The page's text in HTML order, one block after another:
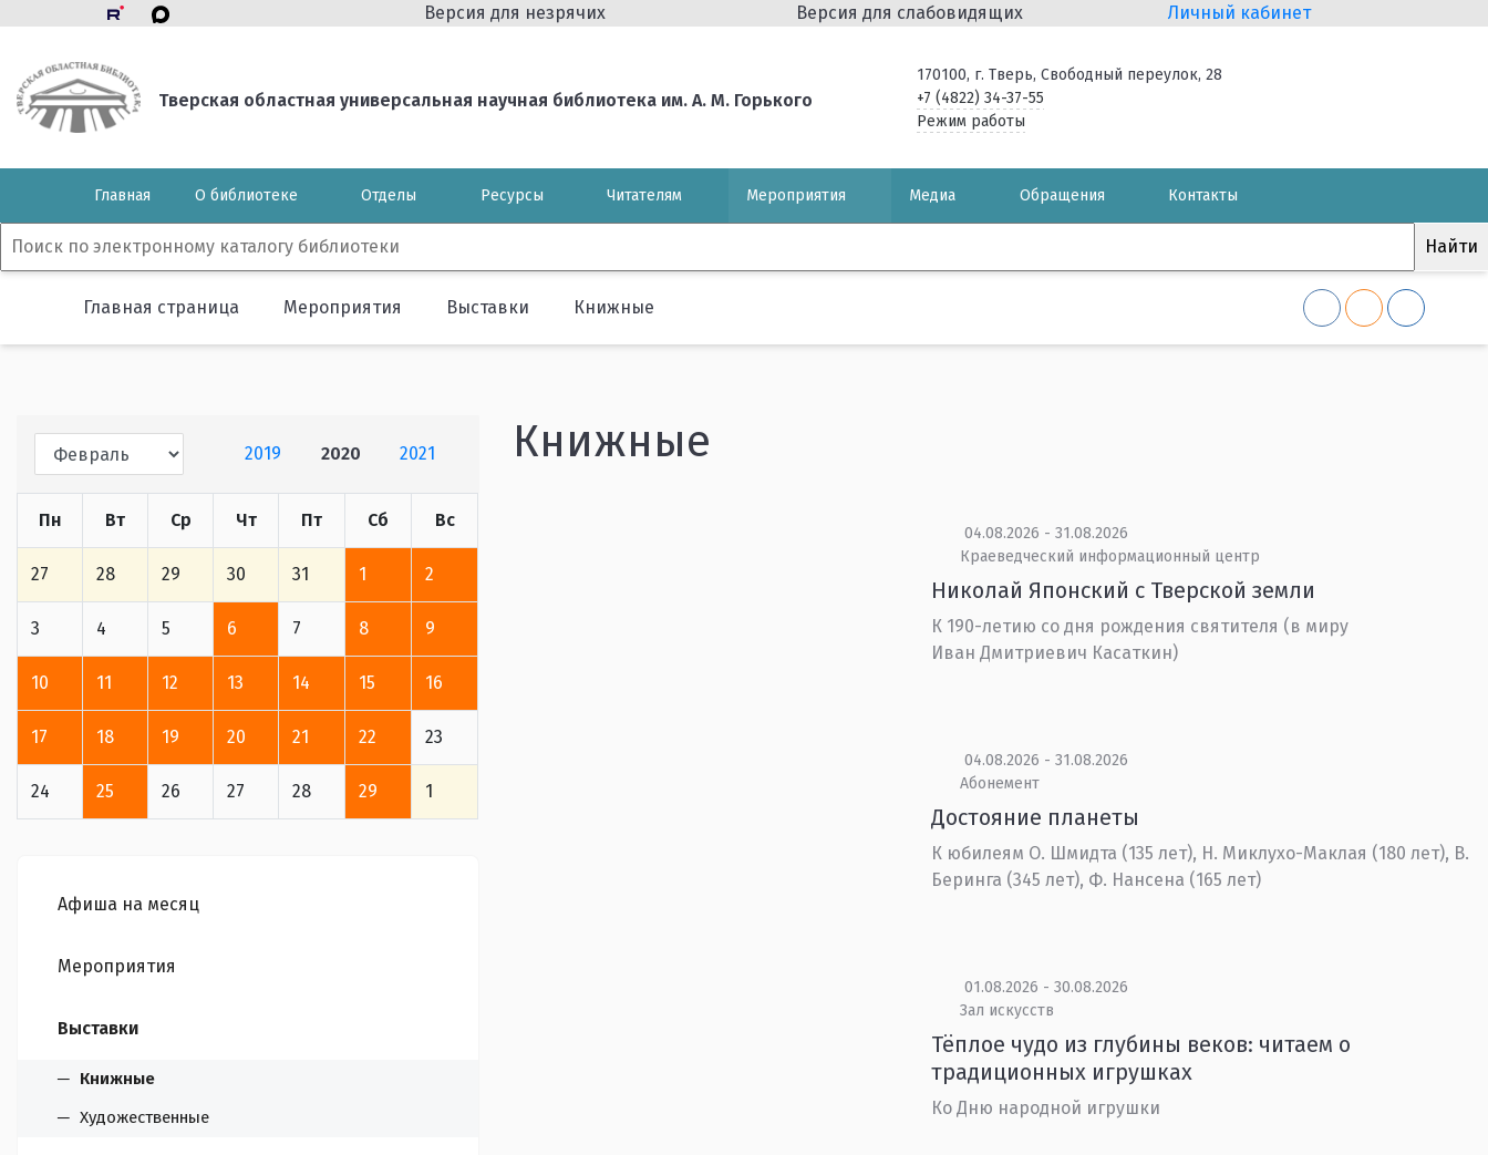
Версия для незрячих Версия для слабовидящих Личный кабинет
Тверская областная универсальная научная библиотека им. А. М. Горького
170100, г. Тверь, Свободный переулок, 28
+7 (4822) 34-37-55
Режим работы
Главная О библиотеке Отделы Ресурсы Читателям Мероприятия Медиа Обращения Контакты
Главная страница Мероприятия Выставки Книжные
2019 2020 2021
Пн Вт Ср Чт Пт Сб Вс
27 28 29 30 31 1 2
3 4 5 6 7 8 9
10 11 12 13 14 15 16
17 18 19 20 21 22 23
24 25 26 27 28 29 1
Афиша на месяц
Мероприятия
Выставки
Книжные
Художественные
Книжные
04.08.2026 - 31.08.2026
Краеведческий информационный центр
Николай Японский с Тверской земли
К 190-летию со дня рождения святителя (в миру
Иван Дмитриевич Касаткин)
04.08.2026 - 31.08.2026
Абонемент
Достояние планеты
К юбилеям О. Шмидта (135 лет), Н. Миклухо-Маклая (180 лет), В.
Беринга (345 лет), Ф. Нансена (165 лет)
01.08.2026 - 30.08.2026
Зал искусств
Тёплое чудо из глубины веков: читаем о
традиционных игрушках
Ко Дню народной игрушки